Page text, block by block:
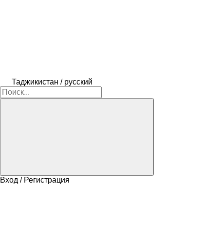
Таджикистан / русский
Вход / Регистрация